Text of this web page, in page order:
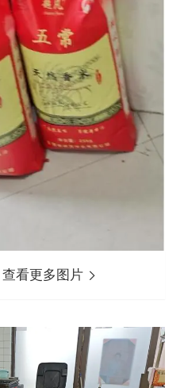
看更多图片